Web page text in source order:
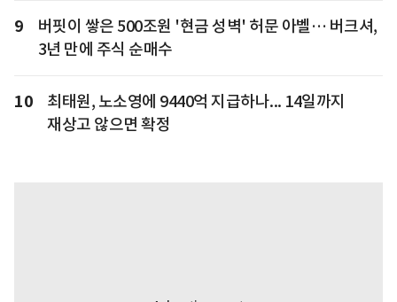
9
버핏이 쌓은 500조원 '현금 성벽' 허문 아벨… 버크셔,
3년 만에 주식 순매수
10
최태원, 노소영에 9440억 지급하나... 14일까지
재상고 않으면 확정